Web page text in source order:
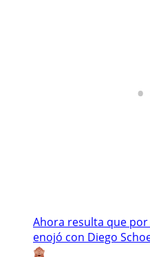
Ahora resulta que
enojó con Diego